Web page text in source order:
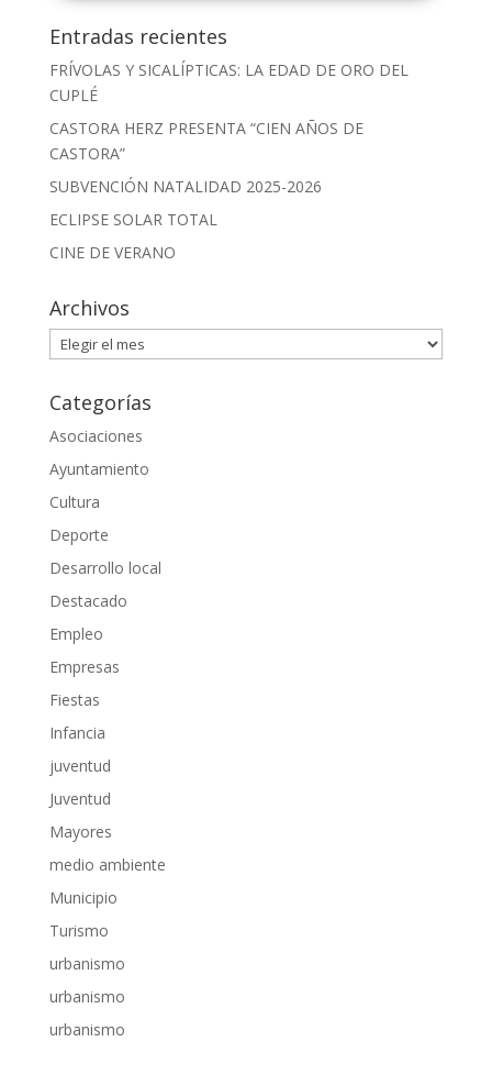
Entradas recientes
FRÍVOLAS Y SICALÍPTICAS: LA EDAD DE ORO DEL
CUPLÉ
CASTORA HERZ PRESENTA “CIEN AÑOS DE
CASTORA”
SUBVENCIÓN NATALIDAD 2025-2026
ECLIPSE SOLAR TOTAL
CINE DE VERANO
Archivos
Archivos
Categorías
Asociaciones
Ayuntamiento
Cultura
Deporte
Desarrollo local
Destacado
Empleo
Empresas
Fiestas
Infancia
juventud
Juventud
Mayores
medio ambiente
Municipio
Turismo
urbanismo
urbanismo
urbanismo